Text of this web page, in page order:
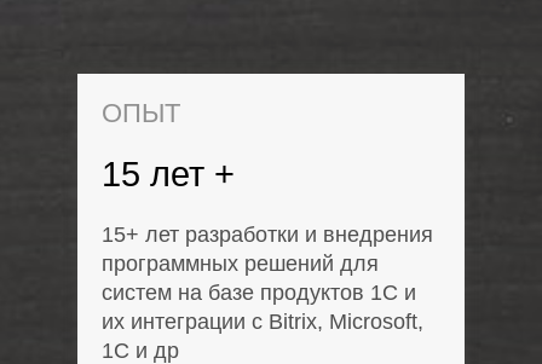
15 лет +
15+ лет разработки и внедрения
программных решений для
систем на базе продуктов 1C и
их интеграции с Bitrix, Microsoft,
1С и др
ОПЫТ